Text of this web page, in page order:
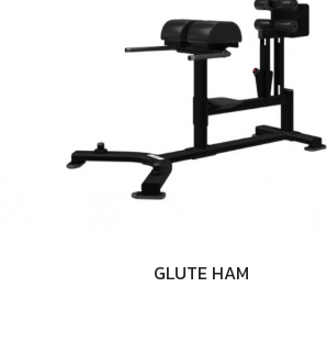
GLUTE HAM